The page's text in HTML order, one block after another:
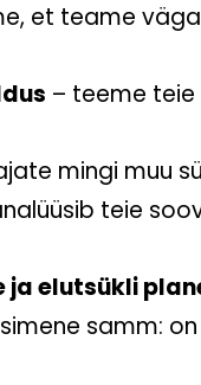
et teame
– teeme teie
mingi muu
teie
elutsükli
samm: